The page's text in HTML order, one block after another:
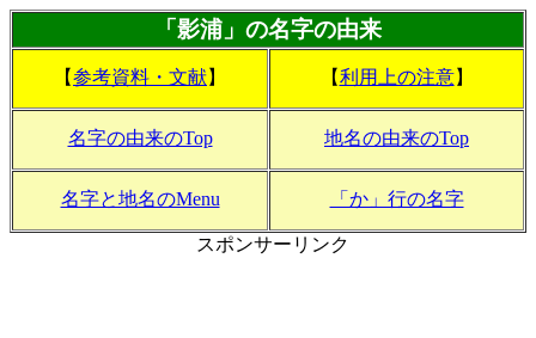
「影浦」の名字の由来
【参考資料・文献】 【利用上の注意】
名字の由来のTop 地名の由来のTop
名字と地名のMenu 「か」行の名字
スポンサーリンク